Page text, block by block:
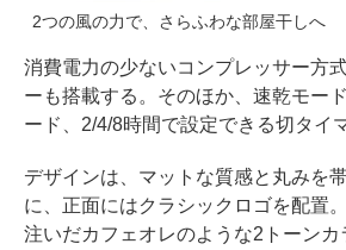
2つの風の力で、さらふわな部屋干しへ
消費電力の少ないコンプレッサー方
ーも搭載する。そのほか、速乾モー
ード、2/4/8時間で設定できる切タイ
デザインは、マットな質感と丸みを
に、正面にはクラシックロゴを配置
注いだカフェオレのような2トーンカ